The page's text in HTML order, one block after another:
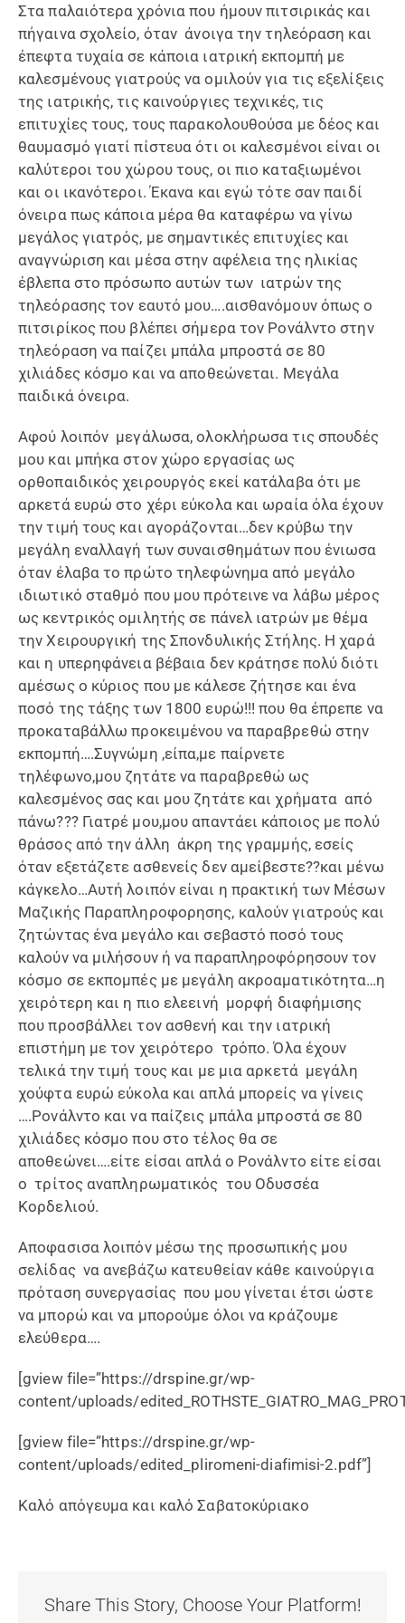
Στα παλαιότερα χρόνια που ήμουν πιτσιρικάς και
πήγαινα σχολείο, όταν άνοιγα την τηλεόραση και
έπεφτα τυχαία σε κάποια ιατρική εκπομπή με
καλεσμένους γιατρούς να ομιλούν για τις εξελίξεις
της ιατρικής, τις καινούργιες τεχνικές, τις
επιτυχίες τους, τους παρακολουθούσα με δέος και
θαυμασμό γιατί πίστευα ότι οι καλεσμένοι είναι οι
καλύτεροι του χώρου τους, οι πιο καταξιωμένοι
και οι ικανότεροι. Έκανα και εγώ τότε σαν παιδί
όνειρα πως κάποια μέρα θα καταφέρω να γίνω
μεγάλος γιατρός, με σημαντικές επιτυχίες και
αναγνώριση και μέσα στην αφέλεια της ηλικίας
έβλεπα στο πρόσωπο αυτών των ιατρών της
τηλεόρασης τον εαυτό μου….αισθανόμουν όπως ο
πιτσιρίκος που βλέπει σήμερα τον Ρονάλντο στην
τηλεόραση να παίζει μπάλα μπροστά σε 80
χιλιάδες κόσμο και να αποθεώνεται. Μεγάλα
παιδικά όνειρα.
Αφού λοιπόν μεγάλωσα, ολοκλήρωσα τις σπουδές
μου και μπήκα στον χώρο εργασίας ως
ορθοπαιδικός χειρουργός εκεί κατάλαβα ότι με
αρκετά ευρώ στο χέρι εύκολα και ωραία όλα έχουν
την τιμή τους και αγοράζονται…δεν κρύβω την
μεγάλη εναλλαγή των συναισθημάτων που ένιωσα
όταν έλαβα το πρώτο τηλεφώνημα από μεγάλο
ιδιωτικό σταθμό που μου πρότεινε να λάβω μέρος
ως κεντρικός ομιλητής σε πάνελ ιατρών με θέμα
την Χειρουργική της Σπονδυλικής Στήλης. Η χαρά
και η υπερηφάνεια βέβαια δεν κράτησε πολύ διότι
αμέσως ο κύριος που με κάλεσε ζήτησε και ένα
ποσό της τάξης των 1800 ευρώ!!! που θα έπρεπε να
προκαταβάλλω προκειμένου να παραβρεθώ στην
εκπομπή….Συγνώμη ,είπα,με παίρνετε
τηλέφωνο,μου ζητάτε να παραβρεθώ ως
καλεσμένος σας και μου ζητάτε και χρήματα από
πάνω??? Γιατρέ μου,μου απαντάει κάποιος με πολύ
θράσος από την άλλη άκρη της γραμμής, εσείς
όταν εξετάζετε ασθενείς δεν αμείβεστε??και μένω
κάγκελο…Αυτή λοιπόν είναι η πρακτική των Μέσων
Μαζικής Παραπληροφορησης, καλούν γιατρούς και
ζητώντας ένα μεγάλο και σεβαστό ποσό τους
καλούν να μιλήσουν ή να παραπληροφόρησουν τον
κόσμο σε εκπομπές με μεγάλη ακροαματικότητα…η
χειρότερη και η πιο ελεεινή μορφή διαφήμισης
που προσβάλλει τον ασθενή και την ιατρική
επιστήμη με τον χειρότερο τρόπο. Όλα έχουν
τελικά την τιμή τους και με μια αρκετά μεγάλη
χούφτα ευρώ εύκολα και απλά μπορείς να γίνεις
….Ρονάλντο και να παίζεις μπάλα μπροστά σε 80
χιλιάδες κόσμο που στο τέλος θα σε
αποθεώνει….είτε είσαι απλά ο Ρονάλντο είτε είσαι
ο τρίτος αναπληρωματικός του Οδυσσέα
Κορδελιού.
Αποφασισα λοιπόν μέσω της προσωπικής μου
σελίδας να ανεβάζω κατευθείαν κάθε καινούργια
πρόταση συνεργασίας που μου γίνεται έτσι ώστε
να μπορώ και να μπορούμε όλοι να κράζουμε
ελεύθερα….
[gview file=”https://drspine.gr/wp-
content/uploads/
[gview file=”https://drspine.gr/wp-
content/uploads/edited_pliromeni-diafimisi-2.pdf”]
Καλό απόγευμα και καλό Σαβατοκύριακο
Share This Story, Choose Your Platform!